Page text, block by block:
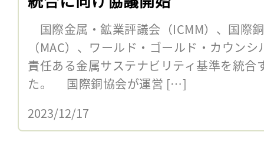
国際金属・鉱業評議会（ICMM）、国際
（MAC）、ワールド・ゴールド・カウン
責任ある金属サステナビリティ基準を統合
た。 国際銅協会が運営 […]
2023/12/17